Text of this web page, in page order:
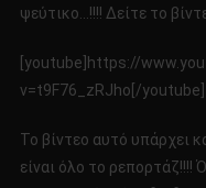
ψεύτικο…!!!! Δείτε το
[youtube]https://
v=t9F76_zRJho[/youtube]
Το βίντεο αυτό υπάρχει
είναι όλο το ρεπορτάζ!!!!